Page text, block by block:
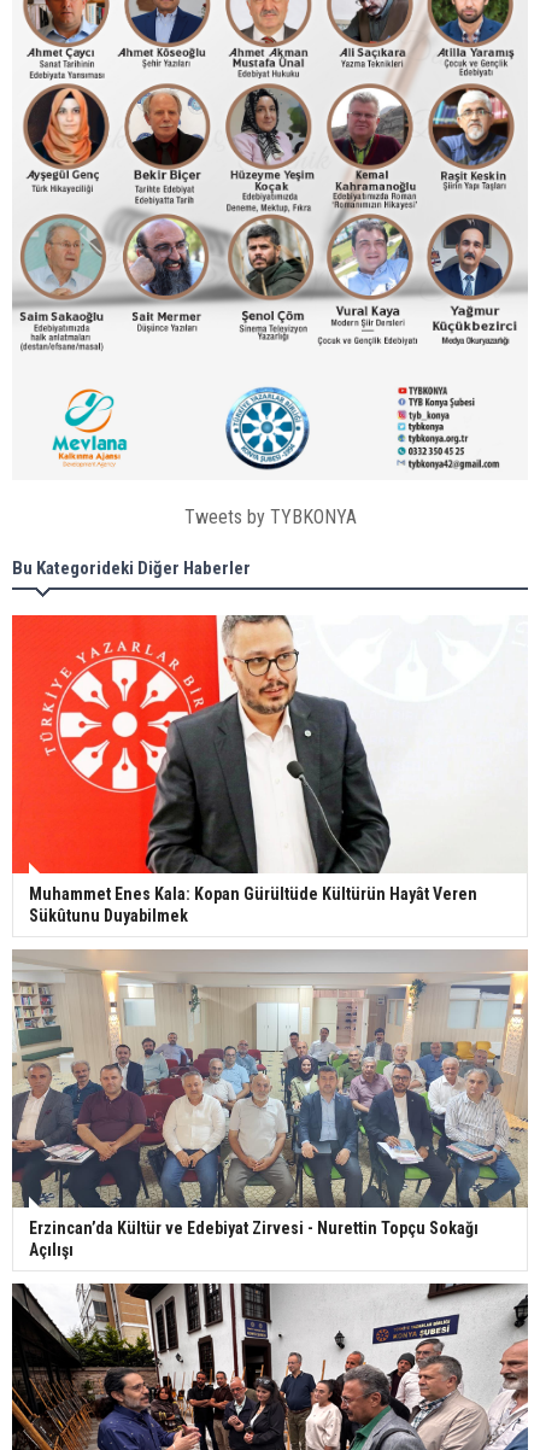
Tweets by TYBKONYA
Bu Kategorideki Diğer Haberler
Muhammet Enes Kala: Kopan Gürültüde Kültürün Hayât Veren
Sükûtunu Duyabilmek
Erzincan’da Kültür ve Edebiyat Zirvesi - Nurettin Topçu Sokağı
Açılışı